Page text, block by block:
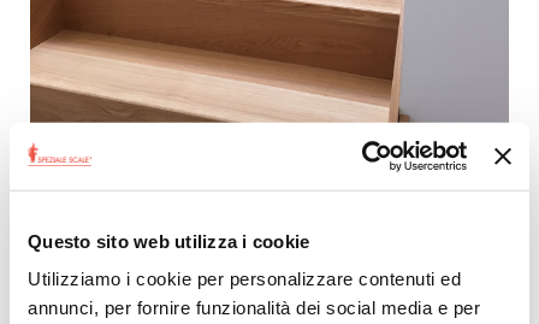
Questo sito web utilizza i cookie
Utilizziamo i cookie per personalizzare contenuti ed
annunci, per fornire funzionalità dei social media e per
ogni nostro lavori,su misura .
Il committente è lo studio di architettura Engler per
un'abitazione in Svizzera.